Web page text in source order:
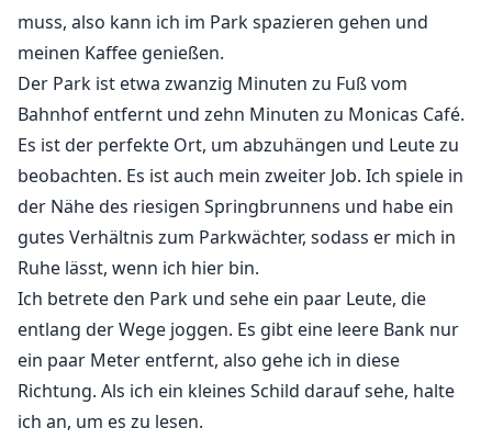
muss, also kann ich im Park spazieren gehen und
meinen Kaffee genießen.
Der Park ist etwa zwanzig Minuten zu Fuß vom
Bahnhof entfernt und zehn Minuten zu Monicas Café.
Es ist der perfekte Ort, um abzuhängen und Leute zu
beobachten. Es ist auch mein zweiter Job. Ich spiele in
der Nähe des riesigen Springbrunnens und habe ein
gutes Verhältnis zum Parkwächter, sodass er mich in
Ruhe lässt, wenn ich hier bin.
Ich betrete den Park und sehe ein paar Leute, die
entlang der Wege joggen. Es gibt eine leere Bank nur
ein paar Meter entfernt, also gehe ich in diese
Richtung. Als ich ein kleines Schild darauf sehe, halte
ich an, um es zu lesen.